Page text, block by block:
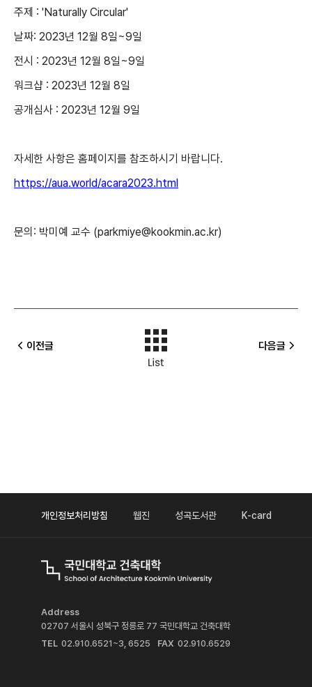
주제 : 'Naturally Circular'
날짜: 2023년 12월 8일~9일
전시 : 2023년 12월 8일~9일
워크샵 : 2023년 12월 8일
공개심사 : 2023년 12월 9일
자세한 사항은 홈페이지를 참조하시기 바랍니다.
https://aua.world/acara2023.html
문의: 박미예 교수 (parkmiye@kookmin.ac.kr)
이전글 다음글
개인정보처리방침 웹진 성곡도서관 K-card
Address
02707 서울시 성북구 정릉로 77 국민대학교 건축대학
TEL 02.910.6521~3, 6525 FAX 02.910.6529